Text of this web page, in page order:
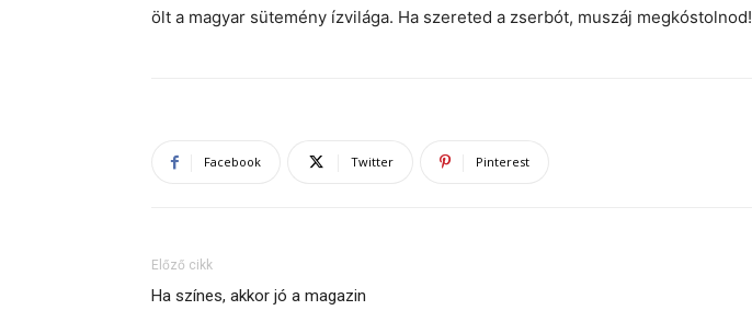
ölt a magyar sütemény ízvilága. Ha szereted a zserbót, muszáj megkóstolnod!
Facebook Twitter Pinterest
Előző cikk
Ha színes, akkor jó a magazin